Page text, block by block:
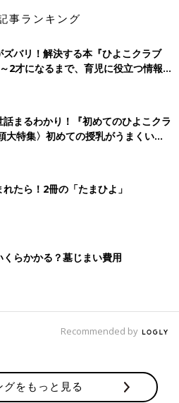
事ランキング
バリ！解決する本『ひよこクラブ
才になるまで、育児に役立つ情報が
まるわかり！『初めてのひよこクラ
大特集〉初めての授乳がうまくい
ミルクの基本と夏のトラブル 解決テ
たら！2冊の「たまひよ」
くらかかる？墓じまい費用
Recommended by
グをもっと見る